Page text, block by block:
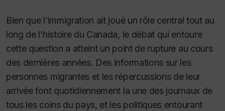
Bien que l’immigration ait joué un rôle central tout au
long de l’histoire du Canada, le débat qui entoure
cette question a atteint un point de rupture au cours
des dernières années. Des informations sur les
personnes migrantes et les répercussions de leur
arrivée font quotidiennement la une des journaux de
tous les coins du pays, et les politiques entourant